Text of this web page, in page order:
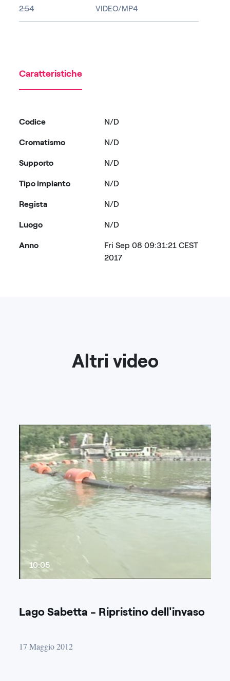
2:54 VIDEO/MP4
Caratteristiche
Codice
Cromatismo
Supporto
Tipo impianto
N/D
N/D
N/D
N/D
Regista
Luogo
Anno
N/D
N/D
Fri Sep 08 09:31:21 CEST
2017
Altri video
10:05
Lago Sabetta - Ripristino dell'invaso
17 Maggio 2012